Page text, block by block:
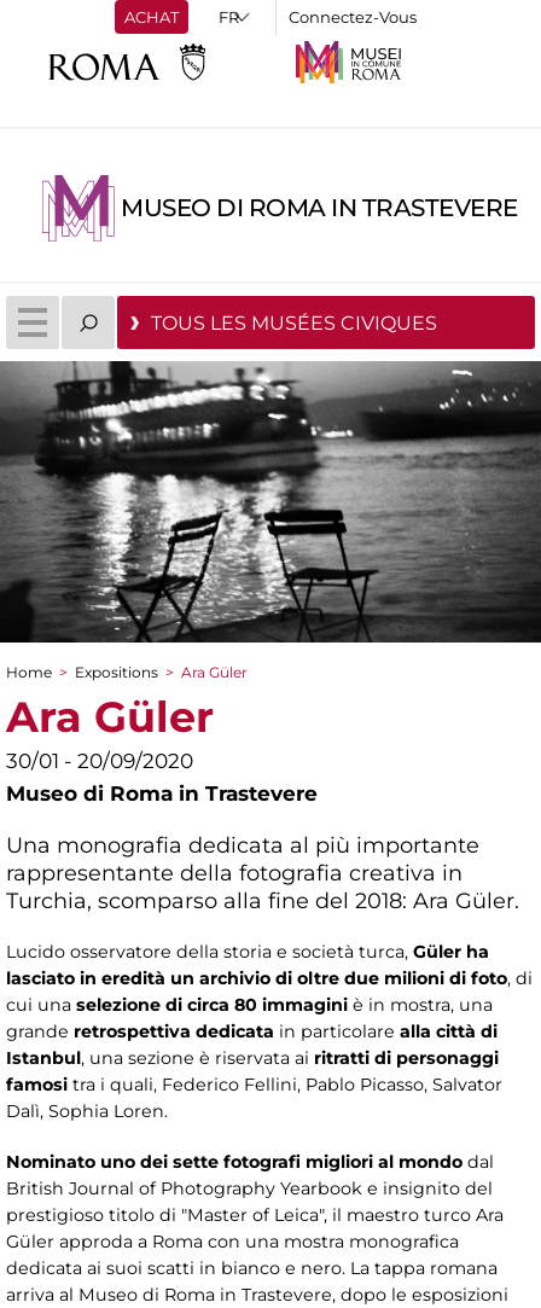
ACHAT Connectez-Vous
MUSEO DI ROMA IN TRASTEVERE
TOUS LES MUSÉES CIVIQUES
You are here
Home > Expositions > Ara Güler
Ara Güler
30/01 - 20/09/2020
Museo di Roma in Trastevere
Una monografia dedicata al più importante
rappresentante della fotografia creativa in
Turchia, scomparso alla fine del 2018: Ara Güler.
Lucido osservatore della storia e società turca, Güler ha
lasciato in eredità un archivio di oltre due milioni di foto, di
cui una selezione di circa 80 immagini è in mostra, una
grande retrospettiva dedicata in particolare alla città di
Istanbul, una sezione è riservata ai ritratti di personaggi
famosi tra i quali, Federico Fellini, Pablo Picasso, Salvator
Dalì, Sophia Loren.
Nominato uno dei sette fotografi migliori al mondo dal
British Journal of Photography Yearbook e insignito del
prestigioso titolo di "Master of Leica", il maestro turco Ara
Güler approda a Roma con una mostra monografica
dedicata ai suoi scatti in bianco e nero. La tappa romana
arriva al Museo di Roma in Trastevere, dopo le esposizioni